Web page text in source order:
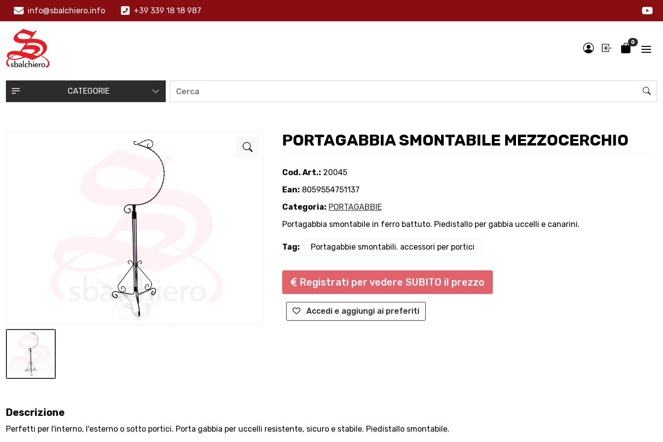
info@sbalchiero.info +39 339 18 18 987
0
CATEGORIE
PORTAGABBIA SMONTABILE MEZZOCERCHIO
Cod. Art.: 20045
Ean: 8059554751137
Categoria: PORTAGABBIE
Portagabbia smontabile in ferro battuto. Piedistallo per gabbia uccelli e canarini.
Tag: Portagabbie smontabili. accessori per portici
Registrati per vedere SUBITO il prezzo
Accedi e aggiungi ai preferiti
Descrizione
Perfetti per l'interno, l'esterno o sotto portici. Porta gabbia per uccelli resistente, sicuro e stabile. Piedistallo smontabile.